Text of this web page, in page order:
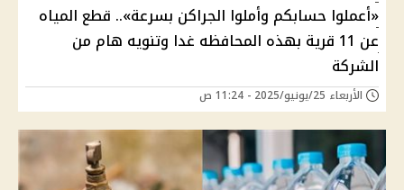
«أعملوا حسابكم وأملوا الجراكن بسرعة».. قطع المياه
عن 11 قرية بهذه المحافظه غدا وتنويه هام من
الشركة
الأربعاء 25/يونيو/2025 - 11:24 ص